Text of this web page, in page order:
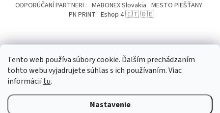
Tento web používa súbory cookie. Ďalším prechádzaním
tohto webu vyjadrujete súhlas s ich používaním. Viac
informáciítu.
Nastavenie
ODPORÚČANÍ PARTNERI : MABONEX Slovakia MESTO PIEŠŤANY
PN PRINT Eshop 4 🇮🇹 🇩🇪
Vytvoril Shoptet
NemeckoTalianskeProdukty.eu